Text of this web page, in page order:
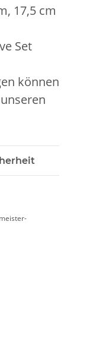
17,5 cm
Set
können